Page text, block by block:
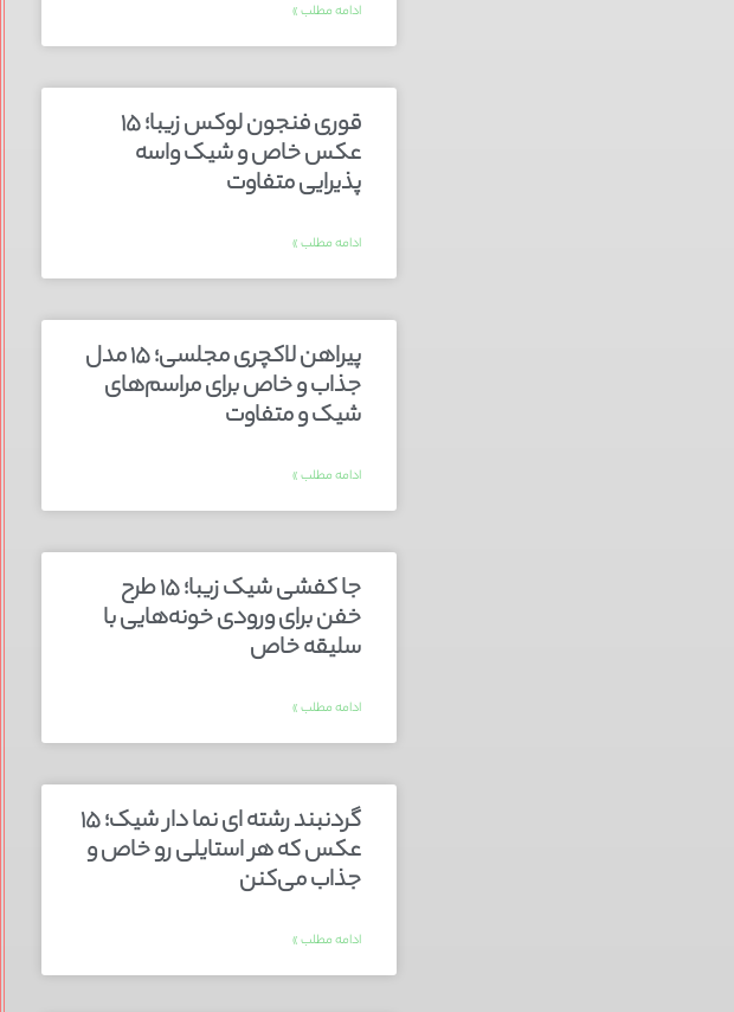
ادامه مطلب »
قوری فنجون لوکس زیبا؛ ۱۵
عکس خاص و شیک واسه
پذیرایی متفاوت
ادامه مطلب »
پیراهن لاکچری مجلسی؛ ۱۵ مدل
جذاب و خاص برای مراسم‌های
شیک و متفاوت
ادامه مطلب »
جا کفشی شیک زیبا؛ ۱۵ طرح
خفن برای ورودی خونه‌هایی با
سلیقه خاص
ادامه مطلب »
گردنبند رشته ای نما دار شیک؛ ۱۵
عکس که هر استایلی رو خاص و
جذاب می‌کنن
ادامه مطلب »